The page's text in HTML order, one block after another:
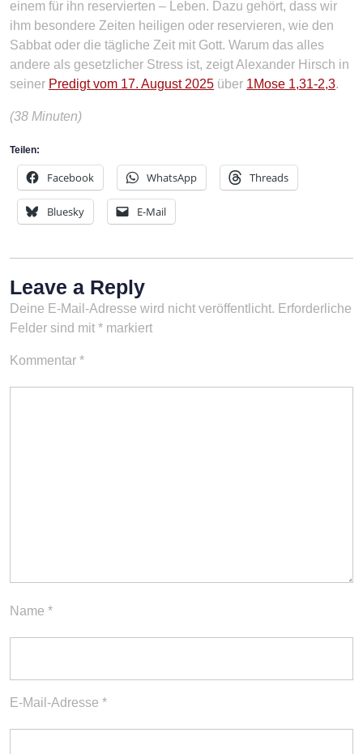
einem für ihn reservierten – Leben. Dazu gehört, dass wir
ihm besondere Zeiten heiligen oder reservieren, wie den
Sabbat oder die tägliche Zeit mit Gott. Warum das alles
andere als gesetzlicher Stress ist, zeigt Alexander Hirsch in
seiner Predigt vom 17. August 2025 über 1Mose 1,31-2,3.
(38 Minuten)
Teilen:
Facebook WhatsApp Threads
Bluesky E-Mail
Leave a Reply
Deine E-Mail-Adresse wird nicht veröffentlicht. Erforderliche
Felder sind mit * markiert
Kommentar *
Name *
E-Mail-Adresse *